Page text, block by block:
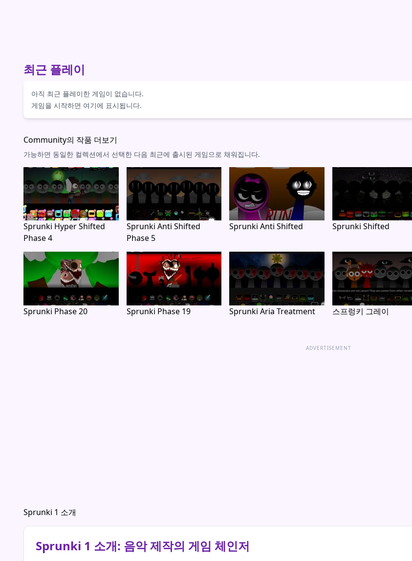
최근 플레이
아직 최근 플레이한 게임이 없습니다.
게임을 시작하면 여기에 표시됩니다.
Community의 작품 더보기
가능하면 동일한 컬렉션에서 선택한 다음 최근에 출시된 게임으로 채워집니다.
Sprunki Hyper Shifted
Phase 4
Sprunki Anti Shifted
Phase 5
Sprunki Anti Shifted Sprunki Shifted
Sprunki Phase 20 Sprunki Phase 19 Sprunki Aria Treatment 스프렁키 그레이
ADVERTISEMENT
Sprunki 1 소개
Sprunki 1 소개: 음악 제작의 게임 체인저